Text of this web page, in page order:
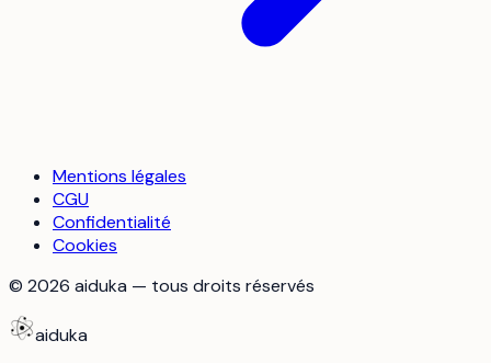
Mentions légales
CGU
Confidentialité
Cookies
© 2026 aiduka — tous droits réservés
aiduka